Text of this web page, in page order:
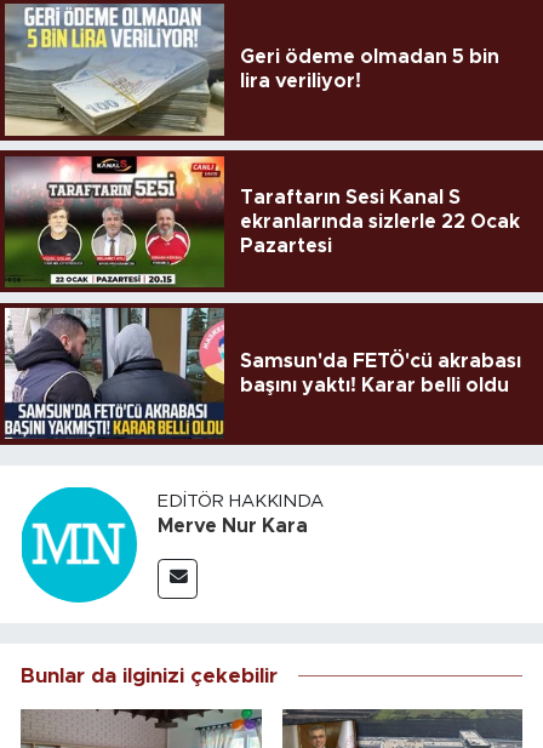
Geri ödeme olmadan 5 bin
lira veriliyor!
Taraftarın Sesi Kanal S
ekranlarında sizlerle 22 Ocak
Pazartesi
Samsun'da FETÖ'cü akrabası
başını yaktı! Karar belli oldu
EDITÖR HAKKINDA
Merve Nur Kara
Bunlar da ilginizi çekebilir